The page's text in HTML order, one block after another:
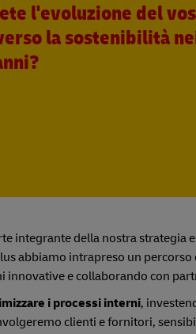
l'evoluzione del
la sostenibilità
integrante della nostra
abbiamo intrapreso un percorso
innovative e collaborando con
i processi interni,
clienti e fornitori,